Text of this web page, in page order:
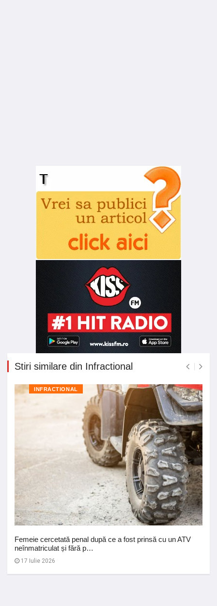
Stiri similare din Infractional
INFRACTIONAL
Femeie cercetată penal după ce a fost prinsă cu un ATV
neînmatriculat și fără p…
17 Iulie 2026